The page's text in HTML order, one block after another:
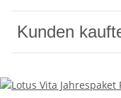
Kunden